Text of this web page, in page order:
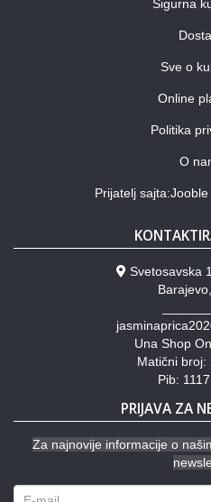
Sigurna
Sve o
Online
Politika
O
Prijatelj
Svetosavska
Una Shop
Matični broj:
Pib:
PRIJAVA ZA
Za najnovije informacije o